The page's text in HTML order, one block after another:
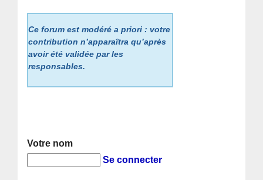
Ce forum est modéré a priori : votre
contribution n’apparaîtra qu’après
avoir été validée par les
responsables.
Votre nom
Se connecter